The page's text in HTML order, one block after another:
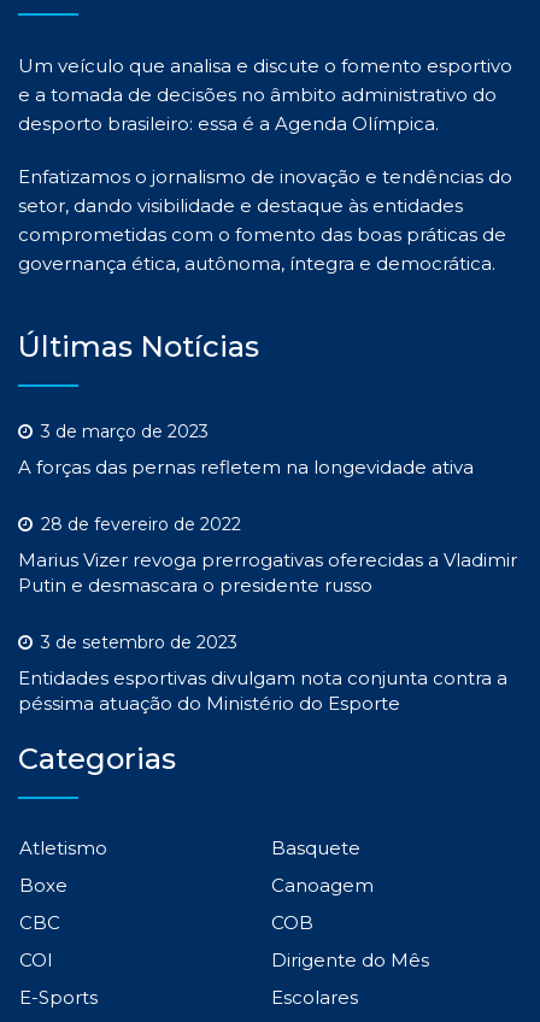
Um veículo que analisa e discute o fomento esportivo
e a tomada de decisões no âmbito administrativo do
desporto brasileiro: essa é a Agenda Olímpica.
Enfatizamos o jornalismo de inovação e tendências do
setor, dando visibilidade e destaque às entidades
comprometidas com o fomento das boas práticas de
governança ética, autônoma, íntegra e democrática.
Últimas Notícias
3 de março de 2023
A forças das pernas refletem na longevidade ativa
28 de fevereiro de 2022
Marius Vizer revoga prerrogativas oferecidas a Vladimir
Putin e desmascara o presidente russo
3 de setembro de 2023
Entidades esportivas divulgam nota conjunta contra a
péssima atuação do Ministério do Esporte
Categorias
Atletismo
Basquete
Boxe
Canoagem
CBC
COB
COI
Dirigente do Mês
E-Sports
Escolares